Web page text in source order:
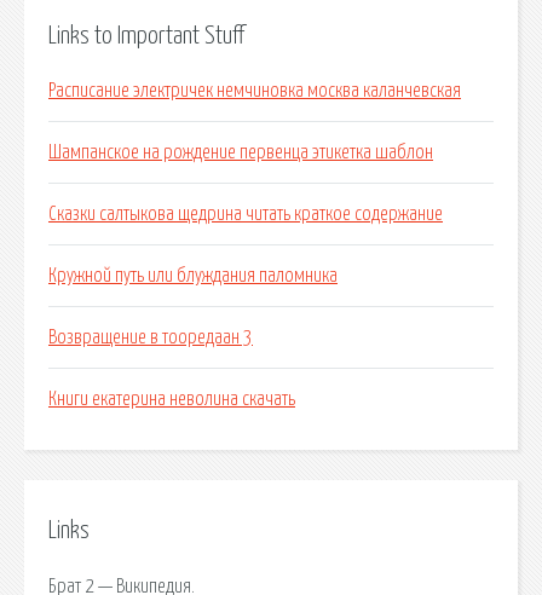
Links to Important Stuff
Расписание электричек немчиновка москва каланчевская
Шампанское на рождение первенца этикетка шаблон
Сказки салтыкова щедрина читать краткое содержание
Кружной путь или блуждания паломника
Возвращение в тооредаан 3
Книги екатерина неволина скачать
Links
Брат 2 — Википедия.